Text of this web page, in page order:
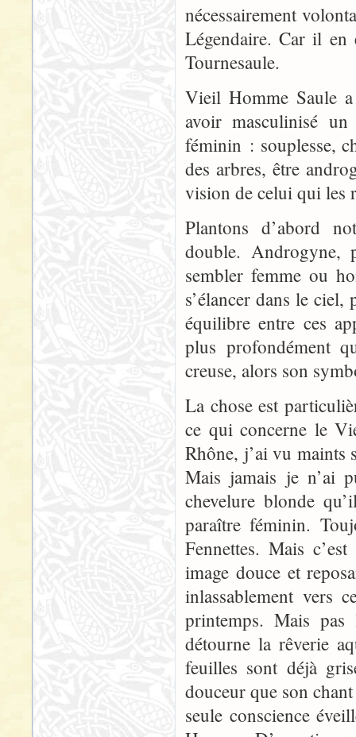
nécessairement
Légendaire. Car il
Tournesaule.
Vieil Homme Saule
avoir masculinisé
féminin : souplesse,
des arbres, être
vision de celui qui les
Plantons d’abord
double. Androgyne,
sembler femme ou
s’élancer dans le
équilibre entre ces
plus profondément
creuse, alors son
La chose est
ce qui concerne le
Rhône, j’ai vu maints
Mais jamais je n’ai
chevelure blonde
paraître féminin.
Fennettes. Mais
image douce et
inlassablement vers
printemps. Mais
détourne la rêverie
feuilles sont déjà
douceur que son
seule conscience